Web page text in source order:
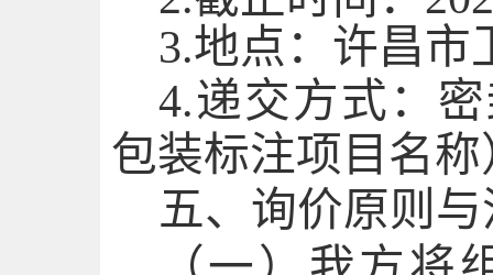
3.地点：许昌市
4.递交方式：
包装标注项目名称
五、询价原则